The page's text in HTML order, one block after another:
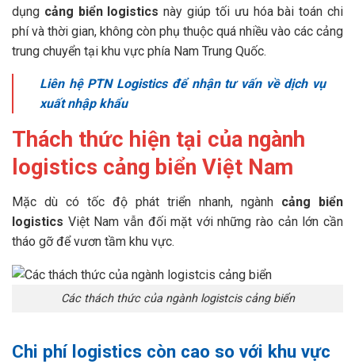
dụng cảng biển logistics này giúp tối ưu hóa bài toán chi
phí và thời gian, không còn phụ thuộc quá nhiều vào các cảng
trung chuyển tại khu vực phía Nam Trung Quốc.
Liên hệ PTN Logistics để nhận tư vấn về dịch vụ
xuất nhập khẩu
Thách thức hiện tại của ngành
logistics cảng biển Việt Nam
Mặc dù có tốc độ phát triển nhanh, ngành cảng biển
logistics Việt Nam vẫn đối mặt với những rào cản lớn cần
tháo gỡ để vươn tầm khu vực.
Các thách thức của ngành logistcis cảng biển
Chi phí logistics còn cao so với khu vực